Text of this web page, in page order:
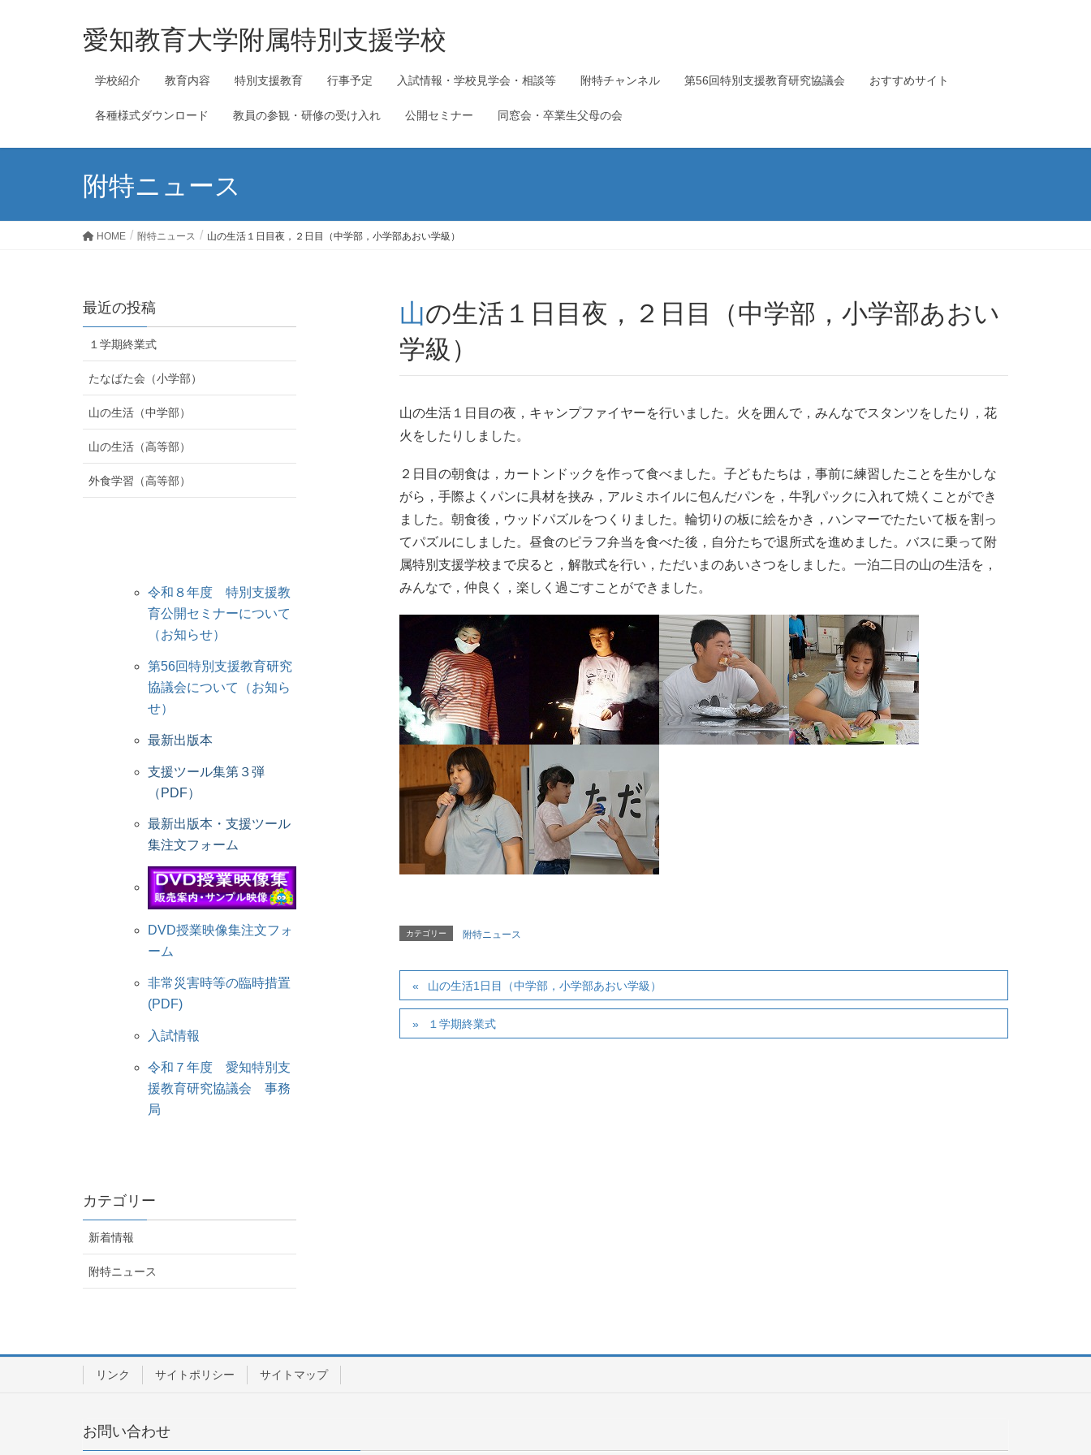
愛知教育大学附属特別支援学校
学校紹介 教育内容 特別支援教育 行事予定 入試情報・学校見学会・相談等 附特チャンネル 第56回特別支援教育研究協議会 おすすめサイト
各種様式ダウンロード 教員の参観・研修の受け入れ 公開セミナー 同窓会・卒業生父母の会
附特ニュース
HOME 附特ニュース 山の生活１日目夜，２日目（中学部，小学部あおい学級）
山の生活１日目夜，２日目（中学部，小学部あおい
学級）
山の生活１日目の夜，キャンプファイヤーを行いました。火を囲んで，みんなでスタンツをしたり，花
火をしたりしました。
２日目の朝食は，カートンドックを作って食べました。子どもたちは，事前に練習したことを生かしな
がら，手際よくパンに具材を挟み，アルミホイルに包んだパンを，牛乳パックに入れて焼くことができ
ました。朝食後，ウッドパズルをつくりました。輪切りの板に絵をかき，ハンマーでたたいて板を割っ
てパズルにしました。昼食のピラフ弁当を食べた後，自分たちで退所式を進めました。バスに乗って附
属特別支援学校まで戻ると，解散式を行い，ただいまのあいさつをしました。一泊二日の山の生活を，
みんなで，仲良く，楽しく過ごすことができました。
カテゴリー 附特ニュース
山の生活1日目（中学部，小学部あおい学級）
１学期終業式
最近の投稿
１学期終業式
たなばた会（小学部）
山の生活（中学部）
山の生活（高等部）
外食学習（高等部）
令和８年度 特別支援教
育公開セミナーについて
（お知らせ）
第56回特別支援教育研究
協議会について（お知ら
せ）
最新出版本
支援ツール集第３弾
（PDF）
最新出版本・支援ツール
集注文フォーム
DVD授業映像集注文フォ
ーム
非常災害時等の臨時措置
(PDF)
入試情報
令和７年度 愛知特別支
援教育研究協議会 事務
局
カテゴリー
新着情報
附特ニュース
リンク サイトポリシー サイトマップ
お問い合わせ